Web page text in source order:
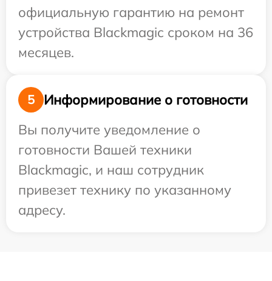
официальную гарантию на ремонт
устройства Blackmagic сроком на 36
месяцев.
5
Информирование о готовности
Вы получите уведомление о
готовности Вашей техники
Blackmagic, и наш сотрудник
привезет технику по указанному
адресу.